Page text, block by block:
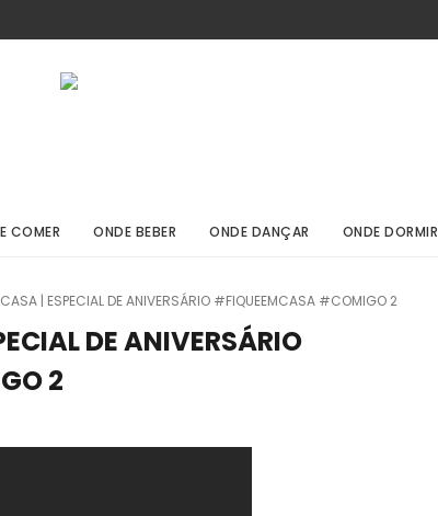
COMER ONDE BEBER ONDE DANÇAR ONDE DORMIR
| ESPECIAL DE ANIVERSÁRIO #FIQUEEMCASA #COMIGO 2
DE ANIVERSÁRIO
2